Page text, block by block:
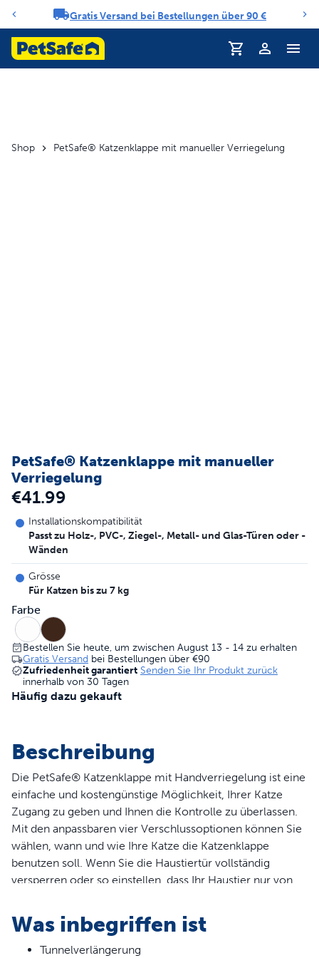
Benachrichtigungs-Karussell
Gratis Versand bei Bestellungen über 90 €
Profil
Shop PetSafe® Katzenklappe mit manueller Verriegelung
PetSafe® Katzenklappe mit manueller
Verriegelung
€41.99
Installationskompatibilität
Passt zu Holz-, PVC-, Ziegel-, Metall- und Glas-Türen oder -
Wänden
Grösse
Für Katzen bis zu 7 kg
Farbe
Bestellen Sie heute, um zwischen August 13 - 14 zu erhalten
Gratis Versand bei Bestellungen über €90
Zufriedenheit garantiert Senden Sie Ihr Produkt zurück
innerhalb von 30 Tagen
Häufig dazu gekauft
Beschreibung
Die PetSafe® Katzenklappe mit Handverriegelung ist eine
einfache und kostengünstige Möglichkeit, Ihrer Katze
Zugang zu geben und Ihnen die Kontrolle zu überlassen.
Mit den anpassbaren vier Verschlussoptionen können Sie
wählen, wann und wie Ihre Katze die Katzenklappe
benutzen soll. Wenn Sie die Haustiertür vollständig
versperren oder so einstellen, dass Ihr Haustier nur von
unerwünschte Tiere in Ihr Haus eindringen können. Dank
der stoßfesten, widerstandsfähigen und langlebigen
Plastikkonstruktionsweise hält sie auch den aktivsten
Was inbegriffen ist
Tunnelverlängerung